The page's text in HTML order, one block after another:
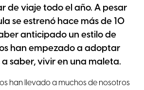
de viaje todo el año. A pesar
se estrenó hace más de 10
anticipado un estilo de
han empezado a adoptar
saber, vivir en una maleta.
han llevado a muchos de nosotros